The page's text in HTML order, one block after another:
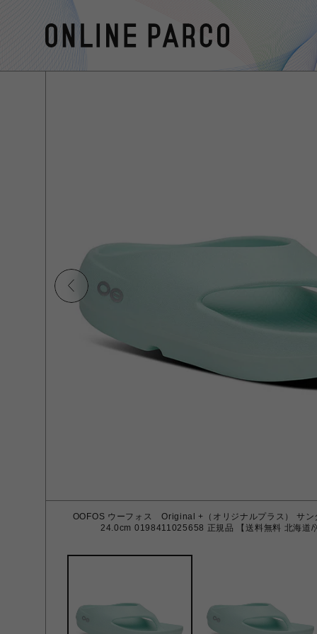
OOFOS ウーフォス Original +（オリジナルプラス） サン
24.0cm 0198411025658 正規品 【送料無料 北海道